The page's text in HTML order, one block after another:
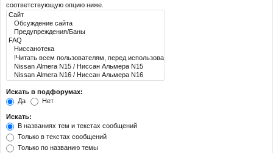
соответствующую опцию ниже.
Искать в подфорумах:
Да
Нет
Искать:
В названиях тем и текстах сообщений
Только в текстах сообщений
Только по названию темы